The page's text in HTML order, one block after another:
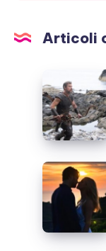
Articoli
di
Christopher
Nolan,
quante
inutili
polemiche
Michelle
Hunziker
e
Berruti